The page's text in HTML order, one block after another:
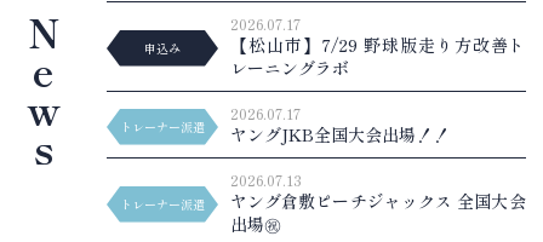
N
e
w
s
申込み
2026.07.17
【松山市】7/29 野球版走り方改善ト
レーニングラボ
トレーナー派遣
2026.07.17
ヤングJKB全国大会出場！！
トレーナー派遣
2026.07.13
ヤング倉敷ピーチジャックス 全国大会
出場㊗️